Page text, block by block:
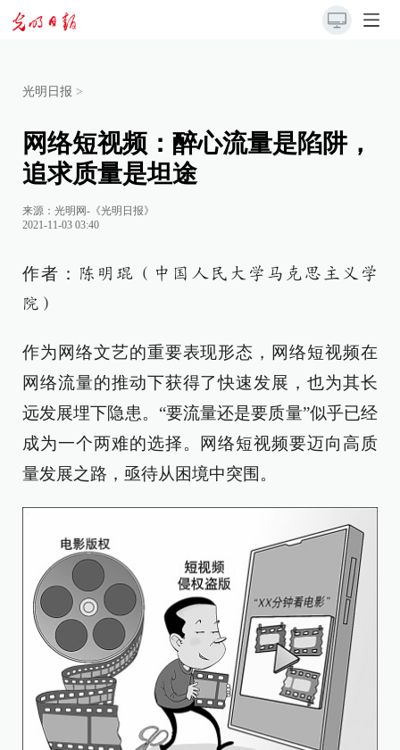
光明日报 >
网络短视频：醉心流量是陷阱，
追求质量是坦途
来源： 光明网-《光明日报》
2021-11-03 03:40
作者：
陈明琨（中国人民大学马克思主义学
院）
作为网络文艺的重要表现形态，网络短视频在
网络流量的推动下获得了快速发展，也为其长
远发展埋下隐患。“要流量还是要质量”似乎已经
成为一个两难的选择。网络短视频要迈向高质
量发展之路，亟待从困境中突围。